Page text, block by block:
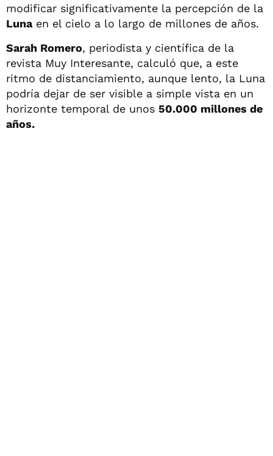
modificar significativamente la percepción de la
Lunaen el cielo a lo largo de millones de años.
Sarah Romero, periodista y científica de la
revista Muy Interesante, calculó que, a este
ritmo de distanciamiento, aunque lento, la Luna
podría dejar de ser visible a simple vista en un
horizonte temporal de unos 50.000 millones de
años.